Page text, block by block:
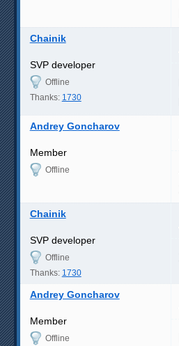
Chainik
SVP developer
Offline
Thanks: 1730
Andrey Goncharov
Member
Offline
Chainik
SVP developer
Offline
Thanks: 1730
Andrey Goncharov
Member
Offline